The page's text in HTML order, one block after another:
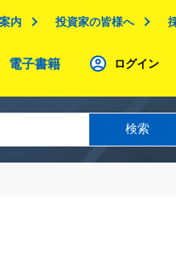
内 投資家の皆様へ
電子書籍 ログイン
検索